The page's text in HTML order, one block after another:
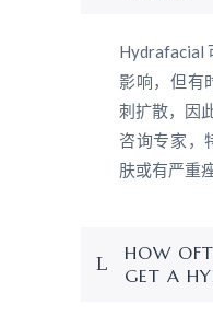
Hydrafacial
影响，但有
刺扩散，因
咨询专家，
肤或有严重
HOW
GET A